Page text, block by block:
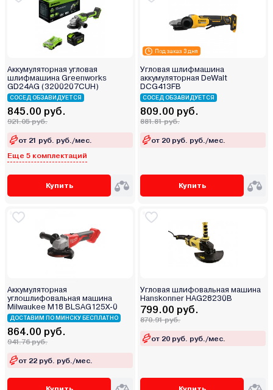
Аккумуляторная угловая
шлифмашина Greenworks
GD24AG (3200207CUH)
СОСЕД ОБЗАВИДУЕТСЯ
845.00 руб.
921.05 руб.
от 21 руб. руб./мес.
Еще 5 комплектаций
Купить
Под заказ 3 дня
Угловая шлифмашина
аккумуляторная DeWalt
DCG413FB
СОСЕД ОБЗАВИДУЕТСЯ
809.00 руб.
881.81 руб.
от 20 руб. руб./мес.
Купить
Аккумуляторная
углошлифовальная машина
Milwaukee M18 BLSAG125X-0
ДОСТАВИМ ПО МИНСКУ БЕСПЛАТНО
864.00 руб.
941.76 руб.
от 22 руб. руб./мес.
Угловая шлифовальная машина
Hanskonner HAG28230B
799.00 руб.
870.91 руб.
от 20 руб. руб./мес.